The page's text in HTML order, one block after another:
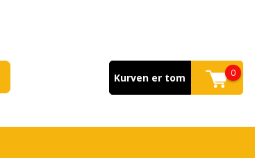
Kurven er tom 0